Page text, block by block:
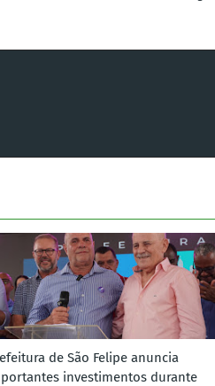
de São Felipe anuncia
investimentos durante